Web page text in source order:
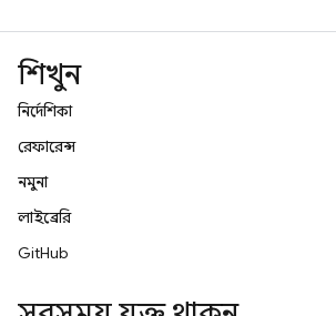
শিখুন
নির্দেশিকা
রেফারেন্স
নমুনা
লাইব্রেরি
GitHub